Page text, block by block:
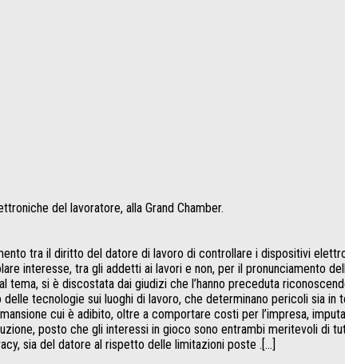
del lavoratore, alla Grand Chamber.
tra il diritto del datore di lavoro di controllare i dispositivi
interesse, tra gli addetti ai lavori e non, per il pronunciamento
si è discostata dai giudizi che l’hanno preceduta
tecnologie sui luoghi di lavoro, che determinano pericoli sia
cui è adibito, oltre a comportare costi per l’impresa,
posto che gli interessi in gioco sono entrambi meritevoli di
sia del datore al rispetto delle limitazioni poste .[…]